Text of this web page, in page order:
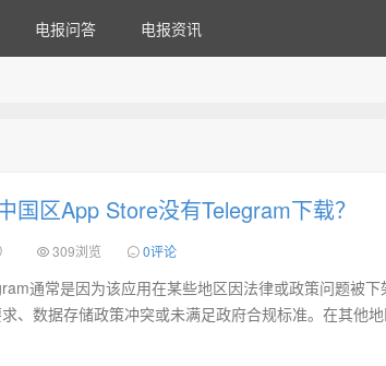
电报问答 电报资讯
国区App Store没有Telegram下载？
309浏览 0评论
通常是因为该应用在某些地区因法律或政策问题被
、数据存储政策冲突或未满足政府合规标准。在其他